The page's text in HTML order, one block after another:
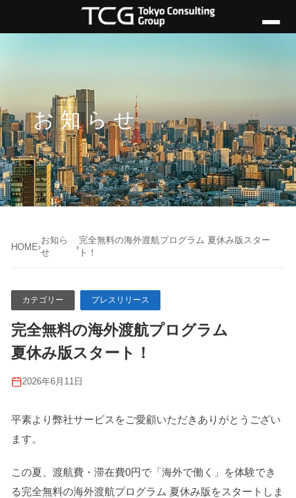
お知らせ
HOME›
お知ら
せ
›
完全無料の海外渡航プログラム 夏休み版スター
ト！
カテゴリー プレスリリース
完全無料の海外渡航プログラム
夏休み版スタート！
2026年6月11日
平素より弊社サービスをご愛顧いただきありがとうござい
ます。
この夏、渡航費・滞在費0円で「海外で働く」を体験でき
る完全無料の海外渡航プログラム 夏休み版をスタートしま